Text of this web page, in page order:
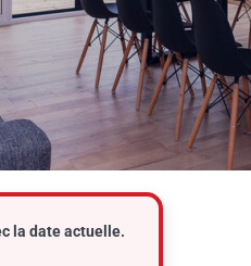
la date actuelle.